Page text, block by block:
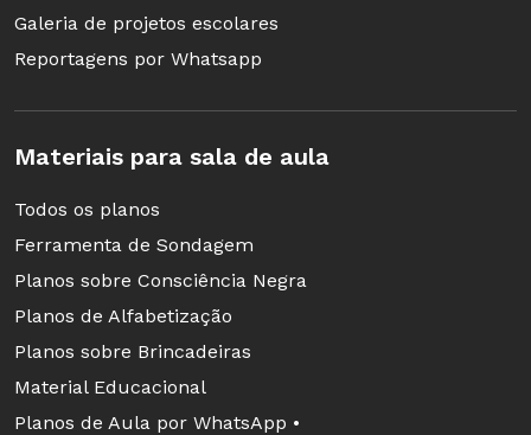
Galeria de projetos escolares
Reportagens por Whatsapp
Materiais para sala de aula
Todos os planos
Ferramenta de Sondagem
Planos sobre Consciência Negra
Planos de Alfabetização
Planos sobre Brincadeiras
Material Educacional
Planos de Aula por WhatsApp •